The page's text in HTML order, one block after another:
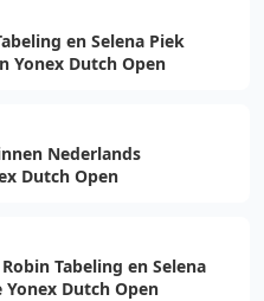
en Selena Piek
Yonex Dutch Open
Nederlands
Dutch Open
Tabeling en Selena
Dutch Open